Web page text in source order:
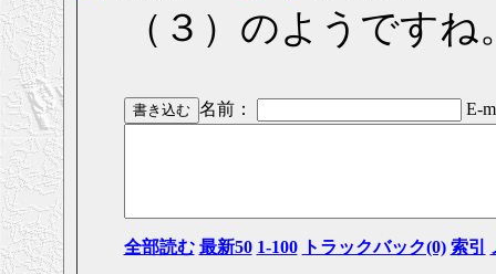
（３）のようです
名前： E-
全部読む 最新50 1-100 トラックバック(0) 索引